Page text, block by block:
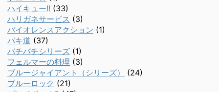
ハイキュー!! (33)
ハリガネサービス (3)
バイオレンスアクション (1)
バキ道 (37)
バチバチシリーズ (1)
フェルマーの料理 (3)
ブルージャイアント（シリーズ）
(24)
ブルーロック (21)